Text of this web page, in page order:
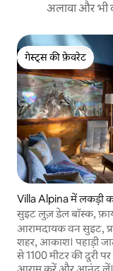
अलावा और भी
गेस्ट्स की फ़ेवरेट
गेस्ट्स की फ़ेवरेट
Villa Alpina में लकड़ी
सुइट लुज़ डेल बॉस्क,
आरामदायक वन सुइट,
शहर, आकाश। पहाड़ी
से 1100 मीटर की दूरी